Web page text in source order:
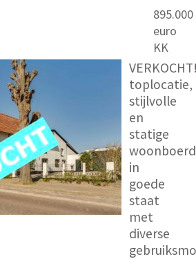
895.000
euro
KK
toplocatie,
stijlvolle
en
statige
in
goede
staat
met
diverse